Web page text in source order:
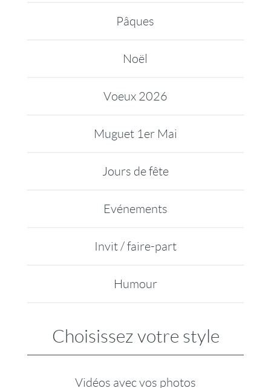
Pâques
Noël
Voeux 2026
Muguet 1er Mai
Jours de fête
Evénements
Invit / faire-part
Humour
Choisissez votre style
Vidéos avec vos photos